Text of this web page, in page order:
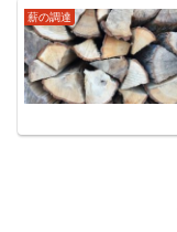
薪の調達